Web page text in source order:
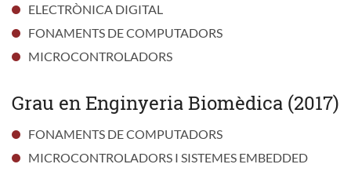
ELECTRÒNICA DIGITAL
FONAMENTS DE COMPUTADORS
MICROCONTROLADORS
Grau en Enginyeria Biomèdica (2017)
FONAMENTS DE COMPUTADORS
MICROCONTROLADORS I SISTEMES EMBEDDED